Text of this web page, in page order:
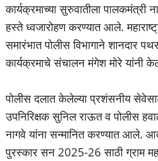
कार्यक्रमाच्या सुरुवातीला पालकमंत्री
हस्ते ध्वजारोहण करण्यात आले.
समारंभात पोलीस विभागाने शानदार
कार्यक्रमाचे संचालन मंगेश मोरे यांनी
पोलीस दलात केलेल्या प्रशंसनीय
उपनिरिक्षक सुनिल राऊत व पोलीस
नागवे यांना सन्मानित करण्यात आले.
पुरस्कार सन 2025-26 साठी ग्राम